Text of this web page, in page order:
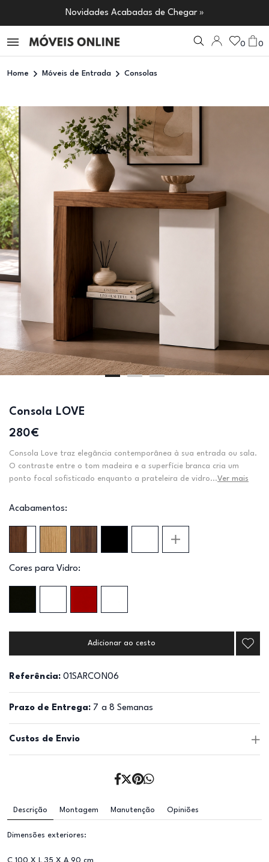
Novidades Acabadas de Chegar »
0 0
Home Móveis de Entrada Consolas
Consola LOVE
280€
Consola Love traz elegância contemporânea à sua entrada ou sala.
O contraste entre o tom madeira e a superfície branca cria um
ponto focal sofisticado enquanto a prateleira de vidro...Ver mais
Acabamentos:
Cores para Vidro:
Adicionar ao cesto
Referência: 01SARCON06
Prazo de Entrega: 7 a 8 Semanas
Custos de Envio
Descrição Montagem Manutenção Opiniões
Dimensões exteriores: